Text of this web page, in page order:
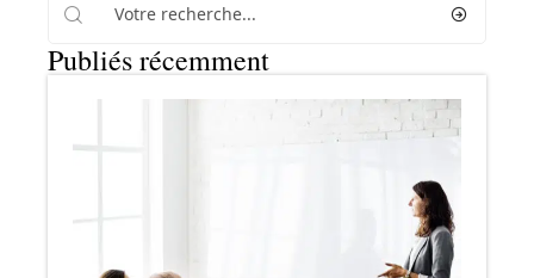
Publiés récemment